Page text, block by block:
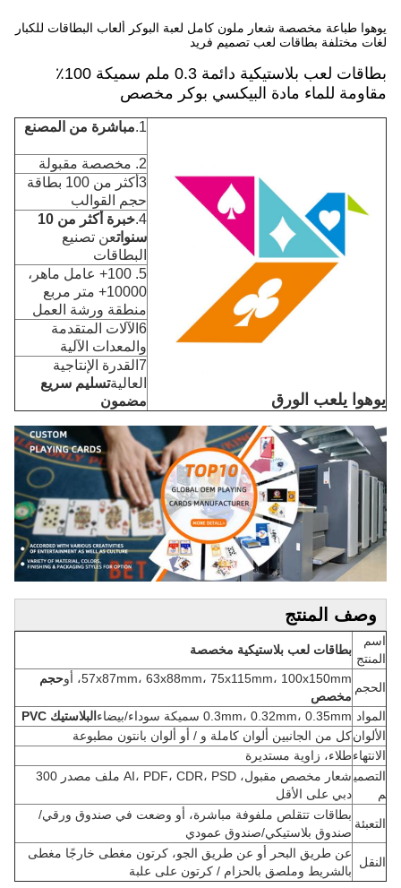
يوهوا طباعة مخصصة شعار ملون كامل لعبة البوكر ألعاب البطاقات للكبار
لغات مختلفة بطاقات لعب تصميم فريد
بطاقات لعب بلاستيكية دائمة 0.3 ملم سميكة 100٪
مقاومة للماء مادة البيكسي بوكر مخصص
يوهوا يلعب الورق
1. مباشرة من المصنع
2. مخصصة مقبولة
3أكثر من 100 بطاقة
حجم القوالب
4.
خبرة أكثر من 10
سنواتعن تصنيع
البطاقات
5. 100+ عامل ماهر،
10000+ متر مربع
منطقة ورشة العمل
6الآلات المتقدمة
والمعدات الآلية
7القدرة الإنتاجية
العاليةتسليم سريع
مضمون
وصف المنتج
اسم
المنتج
بطاقات لعب بلاستيكية مخصصة
الحجم
57x87mm، 63x88mm، 75x115mm، 100x150mm، أو
حجم
مخصص
المواد 0.3mm، 0.32mm، 0.35mm سميكة سوداء/بيضاء
البلاستيك PVC
الألوانكل من الجانبين ألوان كاملة و / أو ألوان بانتون مطبوعة
الانتهاءطلاء، زاوية مستديرة
التصمي
م
شعار مخصص مقبول، AI، PDF، CDR، PSD ملف مصدر 300
دبي على الأقل
التعبئة
بطاقات تتقلص ملفوفة مباشرة، أو وضعت في صندوق ورقي/
صندوق بلاستيكي/صندوق عمودي
النقل
عن طريق البحر أو عن طريق الجو، كرتون مغطى خارجًا مغطى
بالشريط وملصق بالحزام / كرتون على علبة